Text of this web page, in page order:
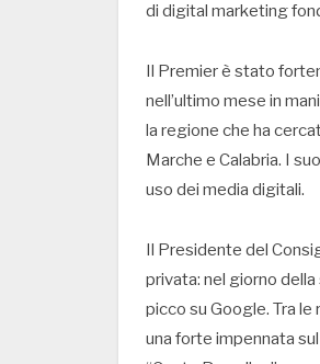
di digital marketing
Il Premier è stato
nell’ultimo mese in
la regione che ha
Marche e Calabria. I
uso dei media digitali.
Il Presidente del
privata: nel giorno
picco su Google. Tra
una forte impennata